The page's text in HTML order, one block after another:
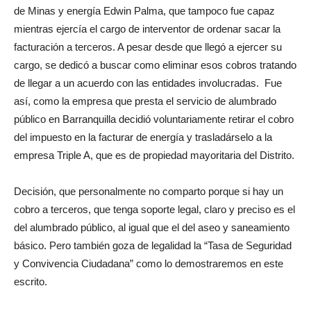
de Minas y energía Edwin Palma, que tampoco fue capaz
mientras ejercía el cargo de interventor de ordenar sacar la
facturación a terceros. A pesar desde que llegó a ejercer su
cargo, se dedicó a buscar como eliminar esos cobros tratando
de llegar a un acuerdo con las entidades involucradas. Fue
así, como la empresa que presta el servicio de alumbrado
público en Barranquilla decidió voluntariamente retirar el cobro
del impuesto en la facturar de energía y trasladárselo a la
empresa Triple A, que es de propiedad mayoritaria del Distrito.
Decisión, que personalmente no comparto porque si hay un
cobro a terceros, que tenga soporte legal, claro y preciso es el
del alumbrado público, al igual que el del aseo y saneamiento
básico. Pero también goza de legalidad la “Tasa de Seguridad
y Convivencia Ciudadana” como lo demostraremos en este
escrito.